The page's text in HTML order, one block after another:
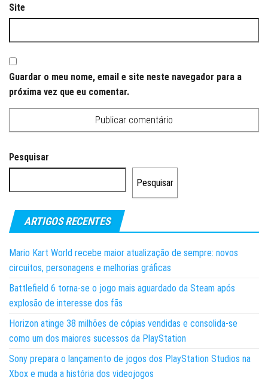
Site
Guardar o meu nome, email e site neste navegador para a
próxima vez que eu comentar.
Pesquisar
Pesquisar
ARTIGOS RECENTES
Mario Kart World recebe maior atualização de sempre: novos
circuitos, personagens e melhorias gráficas
Battlefield 6 torna-se o jogo mais aguardado da Steam após
explosão de interesse dos fãs
Horizon atinge 38 milhões de cópias vendidas e consolida-se
como um dos maiores sucessos da PlayStation
Sony prepara o lançamento de jogos dos PlayStation Studios na
Xbox e muda a história dos videojogos